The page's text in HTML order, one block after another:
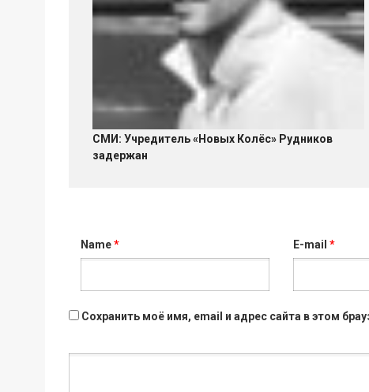
СМИ: Учредитель «Новых Колёс» Рудников
задержан
Name* E-mail*
Сохранить моё имя, email и адрес сайта в этом